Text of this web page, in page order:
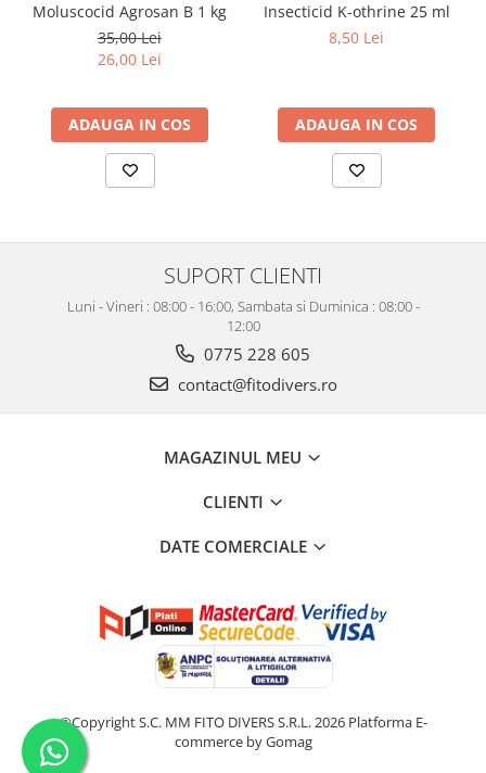
Moluscocid Agrosan B 1 kg
35,00 Lei
26,00 Lei
ADAUGA IN COS
Insecticid K-othrine 25 ml
8,50 Lei
ADAUGA IN COS
SUPORT CLIENTI
Luni - Vineri : 08:00 - 16:00, Sambata si Duminica : 08:00 -
12:00
0775 228 605
contact@fitodivers.ro
MAGAZINUL MEU
CLIENTI
DATE COMERCIALE
©Copyright S.C. MM FITO DIVERS S.R.L. 2026 Platforma E-
commerce by Gomag